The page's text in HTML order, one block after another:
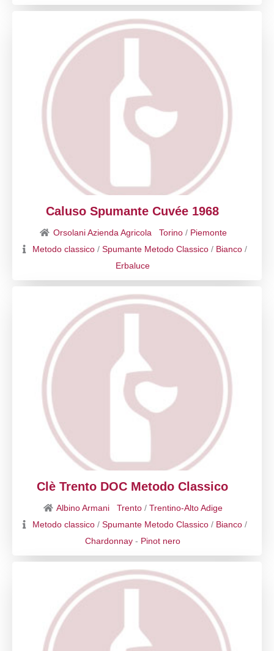
Caluso Spumante Cuvée 1968
Orsolani Azienda Agricola Torino/ Piemonte
Metodo classico / Spumante Metodo Classico / Bianco /
Erbaluce
Clè Trento DOC Metodo Classico
Albino Armani Trento / Trentino-Alto Adige
Metodo classico / Spumante Metodo Classico / Bianco /
Chardonnay- Pinot nero